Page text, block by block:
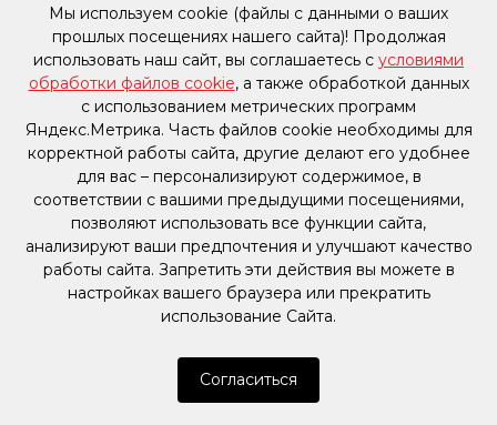
Мы используем cookie (файлы с данными о ваших
прошлых посещениях нашего сайта)! Продолжая
использовать наш сайт, вы соглашаетесь с условиями
обработки файлов cookie, а также обработкой данных
с использованием метрических программ
Яндекс.Метрика. Часть файлов cookie необходимы для
корректной работы сайта, другие делают его удобнее
для вас – персонализируют содержимое, в
соответствии с вашими предыдущими посещениями,
позволяют использовать все функции сайта,
анализируют ваши предпочтения и улучшают качество
работы сайта. Запретить эти действия вы можете в
настройках вашего браузера или прекратить
использование Сайта.
Согласиться